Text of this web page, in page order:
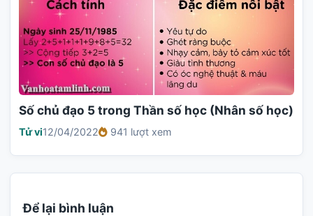
Số chủ đạo 5 trong Thần số học (Nhân số học)
Tử vi12/04/2022 941 lượt xem
Để lại bình luận